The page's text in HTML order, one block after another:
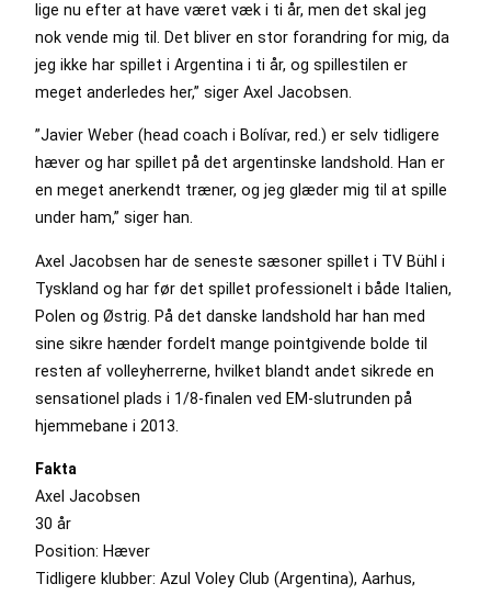
lige nu efter at have været væk i ti år, men det skal jeg
nok vende mig til. Det bliver en stor forandring for mig, da
jeg ikke har spillet i Argentina i ti år, og spillestilen er
meget anderledes her,” siger Axel Jacobsen.
”Javier Weber (head coach i Bolívar, red.) er selv tidligere
hæver og har spillet på det argentinske landshold. Han er
en meget anerkendt træner, og jeg glæder mig til at spille
under ham,” siger han.
Axel Jacobsen har de seneste sæsoner spillet i TV Bühl i
Tyskland og har før det spillet professionelt i både Italien,
Polen og Østrig. På det danske landshold har han med
sine sikre hænder fordelt mange pointgivende bolde til
resten af volleyherrerne, hvilket blandt andet sikrede en
sensationel plads i 1/8-finalen ved EM-slutrunden på
hjemmebane i 2013.
Fakta
Axel Jacobsen
30 år
Position: Hæver
Tidligere klubber: Azul Voley Club (Argentina), Aarhus,